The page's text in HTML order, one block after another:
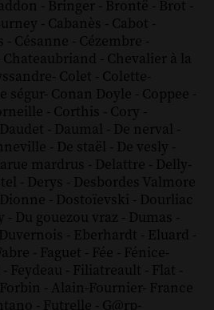
- Bringer - Brontë - Brot -
- Cabanès - Cabot -
- Césanne - Cézembre -
Chateaubriand - Chevalier à la
- Colet - Colette-
ségur- Conan Doyle - Coppee -
- Corthis - Cory -
Daudet - Daumal - De nerval -
- De staël - De vesly -
mardrus - Delattre - Delly-
- Derys - Desbordes Valmore
Dionne - Dostoïevski - Dourliac
- Du gouezou vraz - Dumas -
Duvernois - Eberhardt - Eluard -
- Faguet - Fée - Fénice-
- Feydeau - Filiatreault - Flat -
Forbin - Alain-Fournier- France
- Futrelle - G@rp-